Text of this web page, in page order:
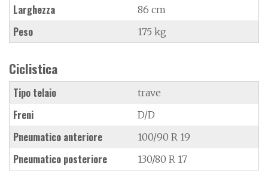
Larghezza 86 cm
Peso 175 kg
Ciclistica
Tipo telaio trave
Freni D/D
Pneumatico anteriore 100/90 R 19
Pneumatico posteriore 130/80 R 17